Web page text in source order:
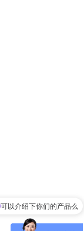
可以介绍下你们的产品么